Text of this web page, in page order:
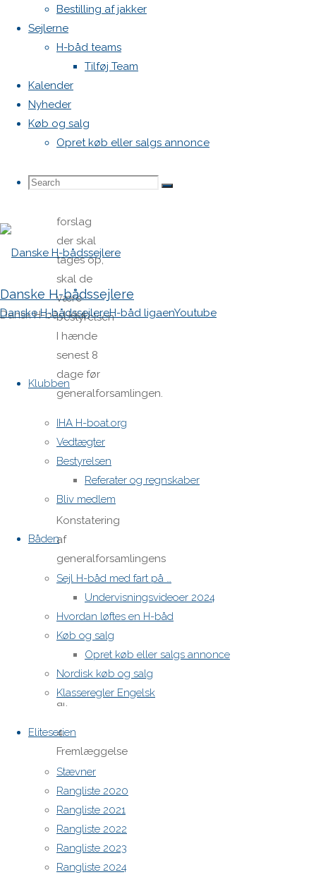
Bestilling af jakker
Sejlerne
H-båd teams
Tilføj Team
Kalender
Nyheder
Køb og salg
Opret køb eller salgs annonce
Search
Search
Search
Danske H-bådssejlere
Dansk H-båd klub
Danske H-bådssejlereH-båd ligaenYoutube
Klubben
IHA H-boat.org
Vedtægter
Bestyrelsen
Referater og regnskaber
Bliv medlem
Båden
Sejl H-båd med fart på …
Undervisningsvideoer 2024
Hvordan løftes en H-båd
Køb og salg
Opret køb eller salgs annonce
Nordisk køb og salg
Klasseregler Engelsk
Eliteserien
Stævner
Rangliste 2020
Rangliste 2021
Rangliste 2022
Rangliste 2023
Rangliste 2024
i
Onsevig
Srejlklub
hvis du
forslag
der skal
tages op,
skal de
være
bestyrelsen
I hænde
senest 8
dage før
generalforsamlingen.
Dagsorden.:
2.
Konstatering
af
generalforsamlingens
lovlighed.
beretning
år.
4.
Fremlæggelse
af
revideret
regnskab.
5.
Behandling
af